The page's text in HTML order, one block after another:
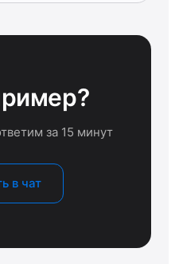
за 15 минут
в чат